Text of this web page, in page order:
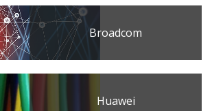
Broadcom
Huawei